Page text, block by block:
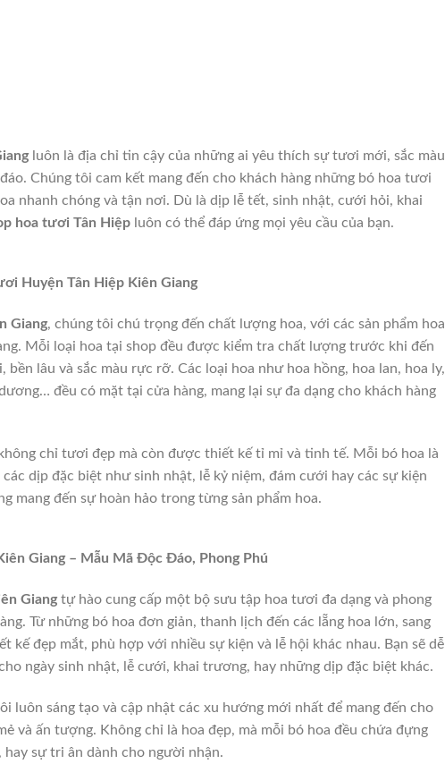
luôn là địa chỉ tin cậy của những ai yêu thích sự tươi mới, sắc màu
Chúng tôi cam kết mang đến cho khách hàng những bó hoa tươi
nhanh chóng và tận nơi. Dù là dịp lễ tết, sinh nhật, cưới hỏi, khai
hoa tươi Tân Hiệp luôn có thể đáp ứng mọi yêu cầu của bạn.
Huyện Tân Hiệp Kiên Giang
Giang, chúng tôi chú trọng đến chất lượng hoa, với các sản phẩm hoa
Mỗi loại hoa tại shop đều được kiểm tra chất lượng trước khi đến
lâu và sắc màu rực rỡ. Các loại hoa như hoa hồng, hoa lan, hoa ly,
đều có mặt tại cửa hàng, mang lại sự đa dạng cho khách hàng
chỉ tươi đẹp mà còn được thiết kế tỉ mỉ và tinh tế. Mỗi bó hoa là
dịp đặc biệt như sinh nhật, lễ kỷ niệm, đám cưới hay các sự kiện
mang đến sự hoàn hảo trong từng sản phẩm hoa.
Giang – Mẫu Mã Độc Đáo, Phong Phú
Giangtự hào cung cấp một bộ sưu tập hoa tươi đa dạng và phong
Từ những bó hoa đơn giản, thanh lịch đến các lẵng hoa lớn, sang
kế đẹp mắt, phù hợp với nhiều sự kiện và lễ hội khác nhau. Bạn sẽ dễ
ngày sinh nhật, lễ cưới, khai trương, hay những dịp đặc biệt khác.
luôn sáng tạo và cập nhật các xu hướng mới nhất để mang đến cho
và ấn tượng. Không chỉ là hoa đẹp, mà mỗi bó hoa đều chứa đựng
sự tri ân dành cho người nhận.